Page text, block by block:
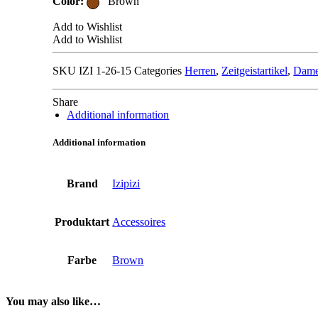
Add to Wishlist
Add to Wishlist
SKU IZI 1-26-15 Categories Herren, Zeitgeistartikel,
Share
Additional information
Additional information
Brand Izipizi
Produktart Accessoires
Farbe Brown
You may also like…